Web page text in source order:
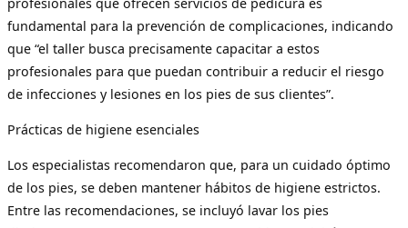
fundamental para la prevención de complicaciones, indicando
que “el taller busca precisamente capacitar a estos
profesionales para que puedan contribuir a reducir el riesgo
de infecciones y lesiones en los pies de sus clientes”.
Prácticas de higiene esenciales
Los especialistas recomendaron que, para un cuidado óptimo
de los pies, se deben mantener hábitos de higiene estrictos.
Entre las recomendaciones, se incluyó lavar los pies